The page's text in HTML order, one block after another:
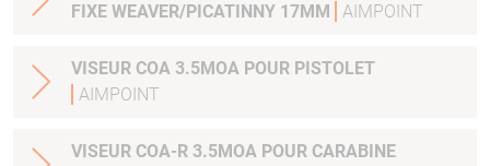
FIXE WEAVER/PICATINNY 17MM
AIMPOINT
VISEUR COA 3.5MOA POUR PISTOLET
AIMPOINT
VISEUR COA-R 3.5MOA POUR CARABINE